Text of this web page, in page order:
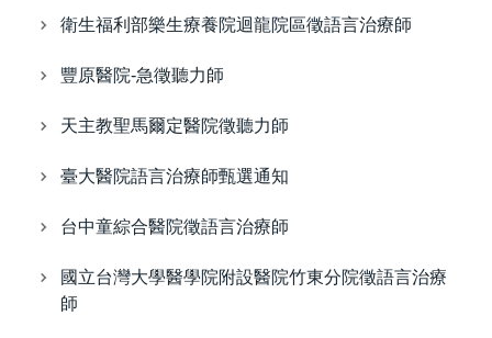
衛生福利部樂生療養院迴龍院區徵語言治療師
豐原醫院-急徵聽力師
天主教聖馬爾定醫院徵聽力師
臺大醫院語言治療師甄選通知
台中童綜合醫院徵語言治療師
國立台灣大學醫學院附設醫院竹東分院徵語言治療
師